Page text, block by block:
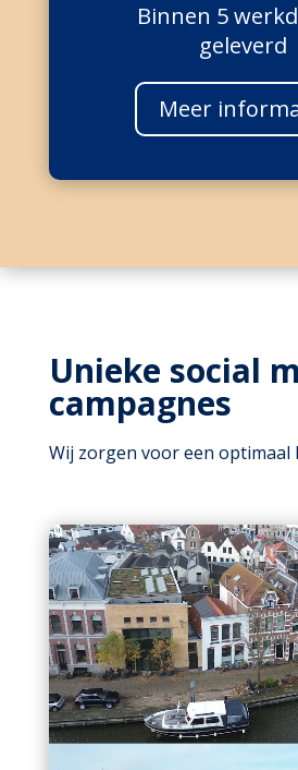
Binnen 5
geleverd
Meer
Unieke social
campagnes
Wij zorgen voor een optimaal